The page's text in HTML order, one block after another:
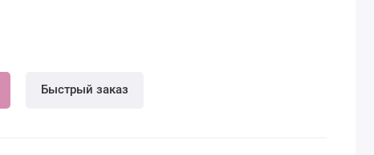
Быстрый заказ